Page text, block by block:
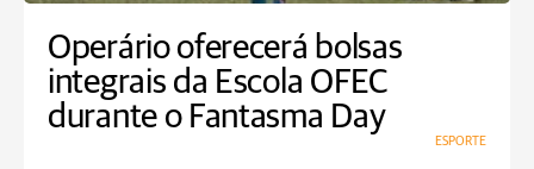
Operário oferecerá bolsas
integrais da Escola OFEC
durante o Fantasma Day
ESPORTE